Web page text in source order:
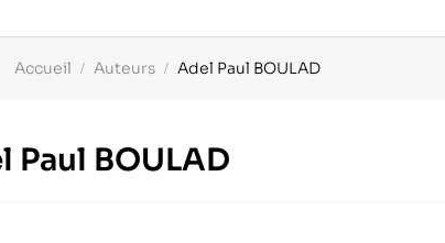
Accueil Auteurs Adel Paul BOULAD
BOULAD